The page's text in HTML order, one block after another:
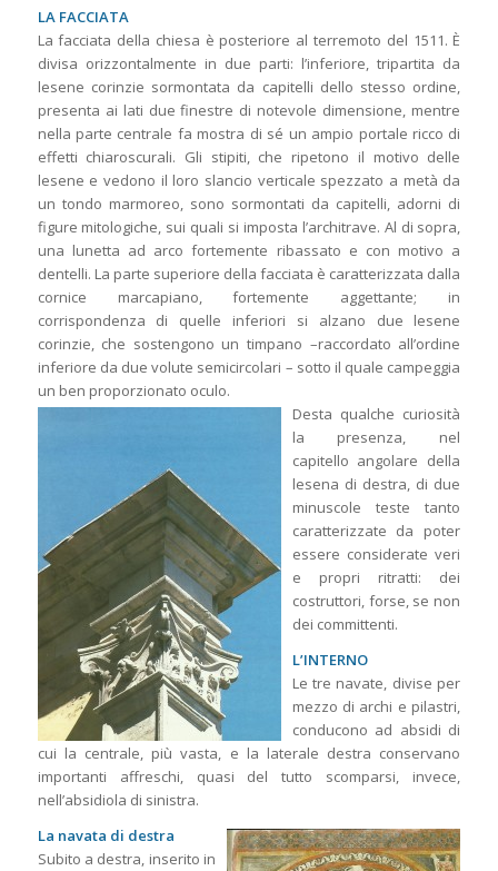
LA FACCIATA
La facciata della chiesa è posteriore al terremoto del 1511. È
divisa orizzontalmente in due parti: l’inferiore, tripartita da
lesene corinzie sormontata da capitelli dello stesso ordine,
presenta ai lati due finestre di notevole dimensione, mentre
nella parte centrale fa mostra di sé un ampio portale ricco di
effetti chiaroscurali. Gli stipiti, che ripetono il motivo delle
lesene e vedono il loro slancio verticale spezzato a metà da
un tondo marmoreo, sono sormontati da capitelli, adorni di
figure mitologiche, sui quali si imposta l’architrave. Al di sopra,
una lunetta ad arco fortemente ribassato e con motivo a
dentelli. La parte superiore della facciata è caratterizzata dalla
cornice marcapiano, fortemente aggettante; in
corrispondenza di quelle inferiori si alzano due lesene
corinzie, che sostengono un timpano –raccordato all’ordine
inferiore da due volute semicircolari – sotto il quale campeggia
un ben proporzionato oculo.
Desta qualche curiosità
la presenza, nel
capitello angolare della
lesena di destra, di due
minuscole teste tanto
caratterizzate da poter
essere considerate veri
e propri ritratti: dei
costruttori, forse, se non
dei committenti.
L’INTERNO
Le tre navate, divise per
mezzo di archi e pilastri,
conducono ad absidi di
cui la centrale, più vasta, e la laterale destra conservano
importanti affreschi, quasi del tutto scomparsi, invece,
nell’absidiola di sinistra.
La navata di destra
Subito a destra, inserito in